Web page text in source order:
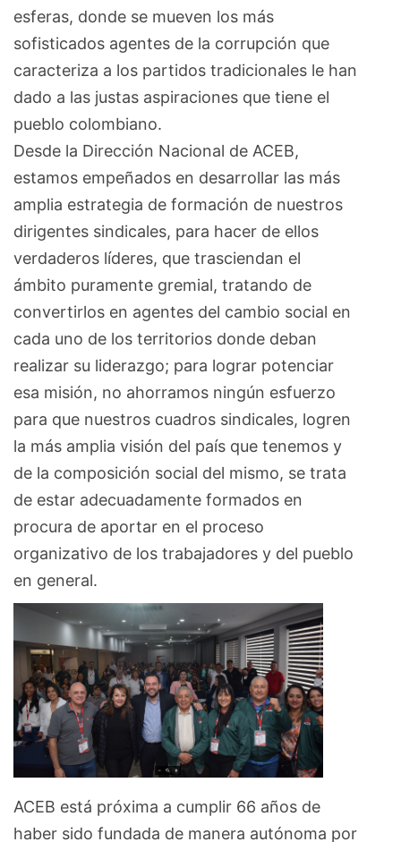
esferas, donde se mueven los más
sofisticados agentes de la corrupción que
caracteriza a los partidos tradicionales le han
dado a las justas aspiraciones que tiene el
pueblo colombiano.
Desde la Dirección Nacional de ACEB,
estamos empeñados en desarrollar las más
amplia estrategia de formación de nuestros
dirigentes sindicales, para hacer de ellos
verdaderos líderes, que trasciendan el
ámbito puramente gremial, tratando de
convertirlos en agentes del cambio social en
cada uno de los territorios donde deban
realizar su liderazgo; para lograr potenciar
esa misión, no ahorramos ningún esfuerzo
para que nuestros cuadros sindicales, logren
la más amplia visión del país que tenemos y
de la composición social del mismo, se trata
de estar adecuadamente formados en
procura de aportar en el proceso
organizativo de los trabajadores y del pueblo
en general.
ACEB está próxima a cumplir 66 años de
haber sido fundada de manera autónoma por